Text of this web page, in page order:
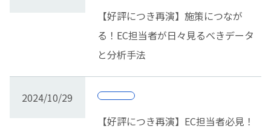
【好評につき再演】施策につなが
る！EC担当者が日々見るべきデータ
と分析手法
2024/10/29
【好評につき再演】EC担当者必見！